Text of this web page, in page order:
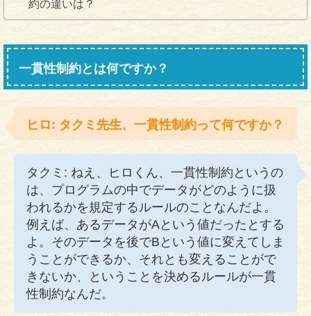
約の違いは？
一貫性制約とは何ですか？
ヒロ: タクミ先生、一貫性制約って何ですか？
タクミ: ねえ、ヒロくん、一貫性制約というの
は、プログラムの中でデータがどのように扱
われるかを規定するルールのことなんだよ。
例えば、あるデータがAという値だったとする
よ。そのデータを後でBという値に変えてしま
うことができるか、それとも変えることがで
きないか、ということを決めるルールが一貫
性制約なんだ。